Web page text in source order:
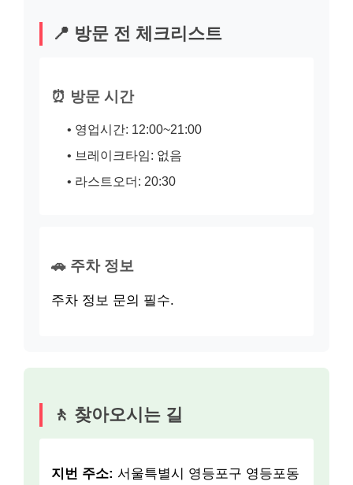
📍 방문 전 체크리스트
⏰ 방문 시간
• 영업시간: 12:00~21:00
• 브레이크타임: 없음
• 라스트오더: 20:30
🚗 주차 정보
주차 정보 문의 필수.
🚶 찾아오시는 길
지번 주소: 서울특별시 영등포구 영등포동